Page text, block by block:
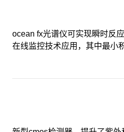
ocean fx光谱仪可实现瞬时反
在线监控技术应用，其中最小